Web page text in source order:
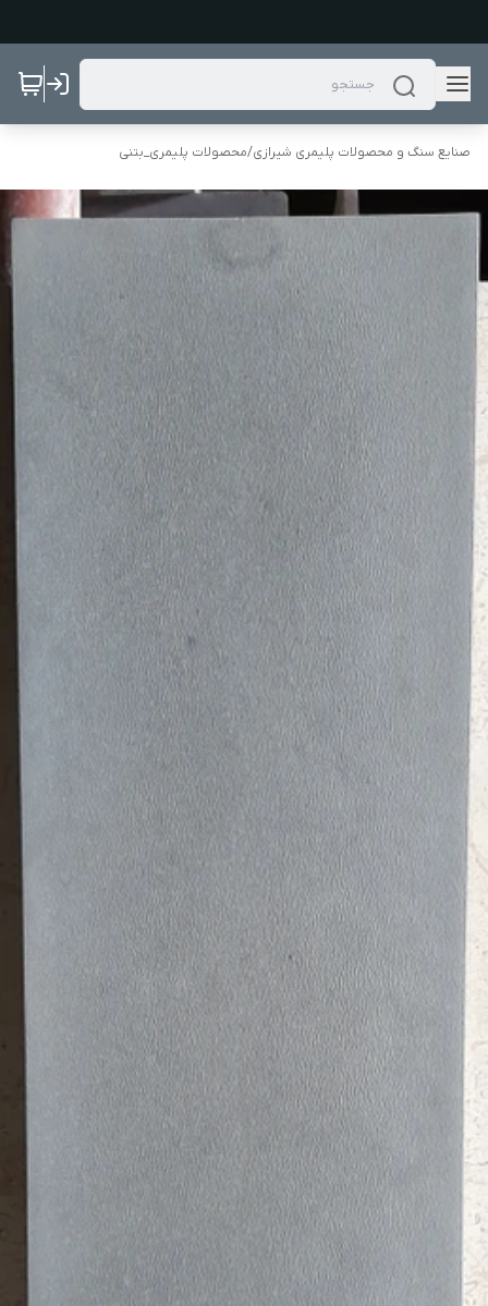
صنایع سنگ و محصولات پلیمری شیرازی/محصولات پلیمری_بتنی